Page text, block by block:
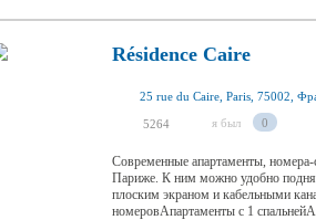
Résidence Caire
25 rue du Caire, Paris, 75002,
5264 я был 0
Современные апартаменты,
Париже. К ним можно удобно
плоским экраном и кабельными
номеровАпартаменты с 1